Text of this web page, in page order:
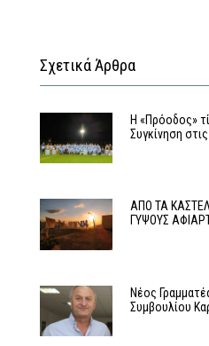
Σχετικά Άρθρα
Η «Πρόοδος»
Συγκίνηση
ΑΠΟ ΤΑ
ΓΥΨΟΥΣ
Νέος
Συμβουλίου